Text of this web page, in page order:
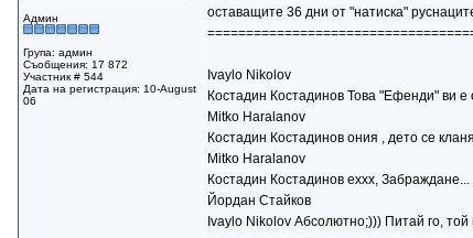
Админ
Група: админ
Съобщения: 17 872
Участник # 544
Дата на регистрация: 10-August
06
оставащите 36 дни от "натиска"
Ivaylo Nikolov
Костадин Костадинов Това "Ефенди" ви
Mitko Haralanov
Костадин Костадинов ония , дето се
Mitko Haralanov
Костадин Костадинов еххх, Забраждане...
Йордан Стайков
Ivaylo Nikolov Абсолютно;))) Питай го,